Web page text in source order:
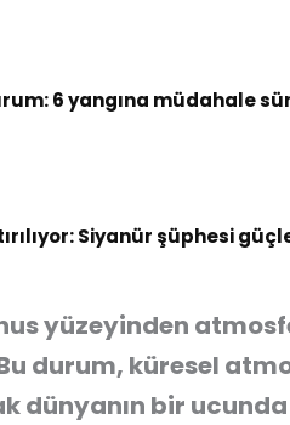
6 yangına müdahale
Siyanür şüphesi
yüzeyinden
durum, küresel
bir ucunda